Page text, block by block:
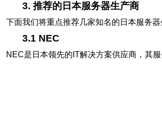
3. 推荐的日本服务器生产商
下面我们将重点推荐几家知名的日本服务
3.1 NEC
NEC是日本领先的IT解决方案供应商，其